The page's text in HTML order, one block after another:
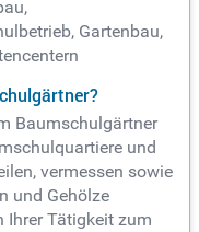
Gartenbau,
Baumschulgärtner
und
vermessen sowie
und Gehölze
Ihrer Tätigkeit zum